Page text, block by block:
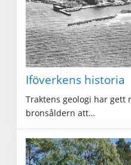
Iföverkens historia
Traktens geologi har gett
bronsåldern att…